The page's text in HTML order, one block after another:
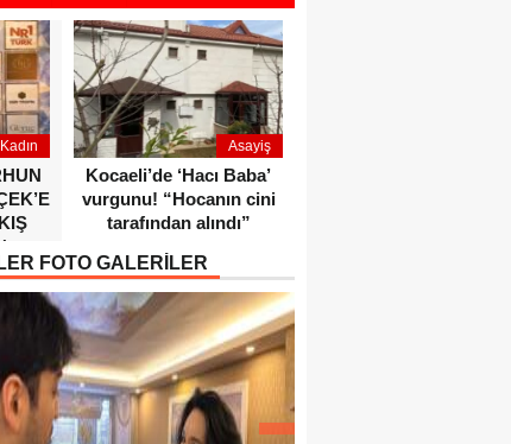
Kadın Asayiş
Kocaeli’de ‘Hacı Baba’
vurgunu! “Hocanın cini
tarafından alındı”
FOTO GALERİLER